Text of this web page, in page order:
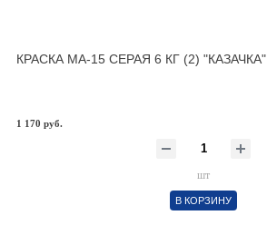
КРАСКА МА-15 СЕРАЯ 6 КГ (2) "КАЗАЧКА"
1 170 руб.
шт
В КОРЗИНУ